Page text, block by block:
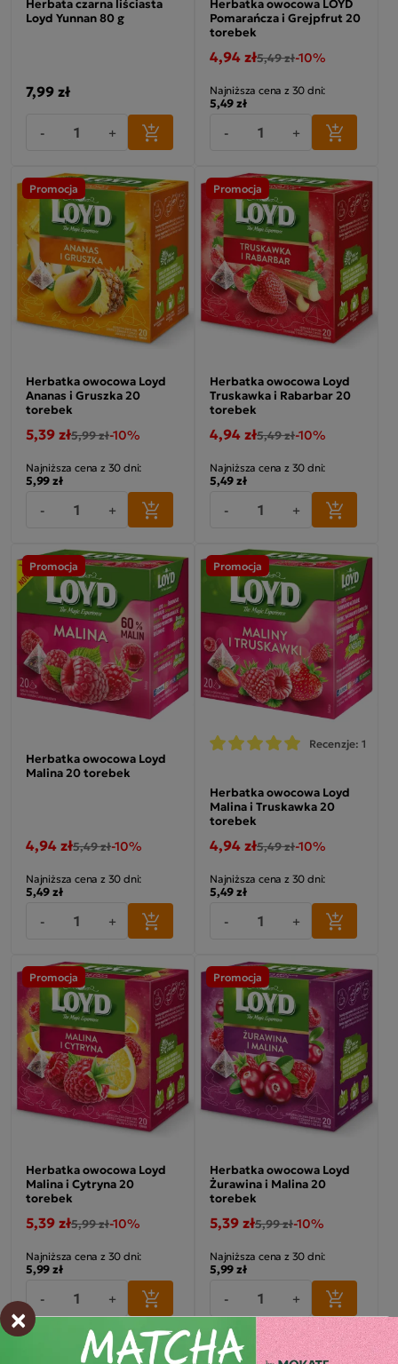
Loyd Yunnan 80 g
7,99 zł
- +
Pomarańcza i Grejpfrut 20
torebek
4,94 zł5,49 zł-10%
Najniższa cena z 30 dni:
5,49 zł
- +
Promocja
Herbatka owocowa Loyd
Ananas i Gruszka 20
torebek
5,39 zł5,99 zł-10%
Najniższa cena z 30 dni:
5,99 zł
- +
Promocja
Herbatka owocowa Loyd
Truskawka i Rabarbar 20
torebek
4,94 zł5,49 zł-10%
Najniższa cena z 30 dni:
5,49 zł
- +
Promocja
Herbatka owocowa Loyd
Malina 20 torebek
4,94 zł5,49 zł-10%
Najniższa cena z 30 dni:
5,49 zł
- +
Promocja
Recenzje: 1
Herbatka owocowa Loyd
Malina i Truskawka 20
torebek
4,94 zł5,49 zł-10%
Najniższa cena z 30 dni:
5,49 zł
- +
Promocja
Herbatka owocowa Loyd
Malina i Cytryna 20
torebek
5,39 zł5,99 zł-10%
Najniższa cena z 30 dni:
5,99 zł
- +
Promocja
Herbatka owocowa Loyd
Żurawina i Malina 20
torebek
5,39 zł5,99 zł-10%
Najniższa cena z 30 dni:
5,99 zł
- +
Wyprzedaż! Promocja Promocja
×